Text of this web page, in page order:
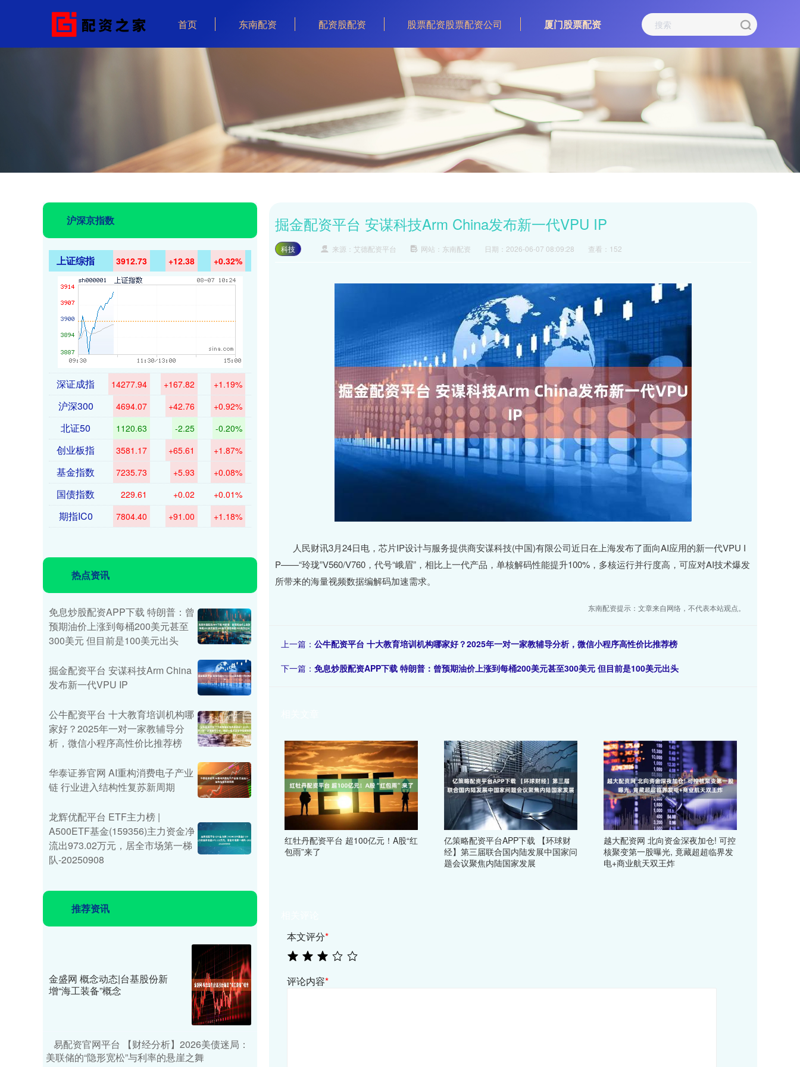
首页 东南配资 配资股配资 股票配资股票配资公司 厦门股票配资
掘金配资平台 安谋科技Arm China发布新一代VPU IP
科技 来源：艾德配资平台 网站：东南配资 日期：2026-06-07 08:09:28 查看：152
人民财讯3月24日电，芯片IP设计与服务提供商安谋科技(中国)有限公司近日在上海发布了面向AI应用的新一代VPU I
P——“玲珑”V560/V760，代号“峨眉”，相比上一代产品，单核解码性能提升100%，多核运行并行度高，可应对AI技术爆发
所带来的海量视频数据编解码加速需求。
东南配资提示：文章来自网络，不代表本站观点。
上一篇： 公牛配资平台 十大教育培训机构哪家好？2025年一对一家教辅导分析，微信小程序高性价比推荐榜
下一篇： 免息炒股配资APP下载 特朗普：曾预期油价上涨到每桶200美元甚至300美元 但目前是100美元出头
红牡丹配资平台 超100亿元！A股“红
包雨”来了
亿策略配资平台APP下载 【环球财
经】第三届联合国内陆发展中国家问
题会议聚焦内陆国家发展
越大配资网 北向资金深夜加仓! 可控
核聚变第一股曝光, 竟藏超超临界发
电+商业航天双王炸
本文评分*
评论内容*
沪深京指数
上证综指 3912.73 +12.38 +0.32%
深证成指 14277.94 +167.82 +1.19%
沪深300 4694.07 +42.76 +0.92%
北证50 1120.63 -2.25 -0.20%
创业板指 3581.17 +65.61 +1.87%
基金指数 7235.73 +5.93 +0.08%
国债指数 229.61 +0.02 +0.01%
期指IC0 7804.40 +91.00 +1.18%
热点资讯
免息炒股配资APP下载 特朗普：曾
预期油价上涨到每桶200美元甚至
300美元 但目前是100美元出头
掘金配资平台 安谋科技Arm China
发布新一代VPU IP
公牛配资平台 十大教育培训机构哪
家好？2025年一对一家教辅导分
析，微信小程序高性价比推荐榜
华泰证券官网 AI重构消费电子产业
链 行业进入结构性复苏新周期
龙辉优配平台 ETF主力榜 |
A500ETF基金(159356)主力资金净
流出973.02万元，居全市场第一梯
队-20250908
推荐资讯
金盛网 概念动态|台基股份新
增“海工装备”概念
易配资官网平台 【财经分析】2026美债迷局：
美联储的“隐形宽松”与利率的悬崖之舞